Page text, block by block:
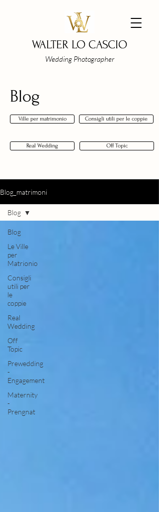
WALTER LO CASCIO
Wedding Photographer
Blog
Ville per matrimonio Consigli utili per le coppie
Real Wedding Off Topic
Blog_matrimoni
Blog
Le Ville
per
Matrionio
Consigli
utili per
le
coppie
Real
Wedding
Off
Topic
Prewedding
-
Engagement
Maternity
-
Prengnat
Blog